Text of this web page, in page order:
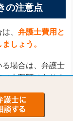
の注意点
、 弁護士費用と
しょう。
場合は、弁護士
上限額はありま
りません。
合は、物損事故